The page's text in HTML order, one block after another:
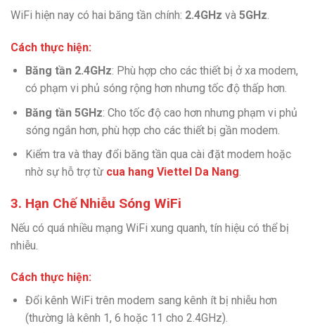
WiFi hiện nay có hai băng tần chính: 2.4GHz và 5GHz.
Cách thực hiện:
Băng tần 2.4GHz: Phù hợp cho các thiết bị ở xa modem,
có phạm vi phủ sóng rộng hơn nhưng tốc độ thấp hơn.
Băng tần 5GHz: Cho tốc độ cao hơn nhưng phạm vi phủ
sóng ngắn hơn, phù hợp cho các thiết bị gần modem.
Kiểm tra và thay đổi băng tần qua cài đặt modem hoặc
nhờ sự hỗ trợ từ cua hang Viettel Da Nang.
3. Hạn Chế Nhiễu Sóng WiFi
Nếu có quá nhiều mạng WiFi xung quanh, tín hiệu có thể bị
nhiễu.
Cách thực hiện:
Đổi kênh WiFi trên modem sang kênh ít bị nhiễu hơn
(thường là kênh 1, 6 hoặc 11 cho 2.4GHz).